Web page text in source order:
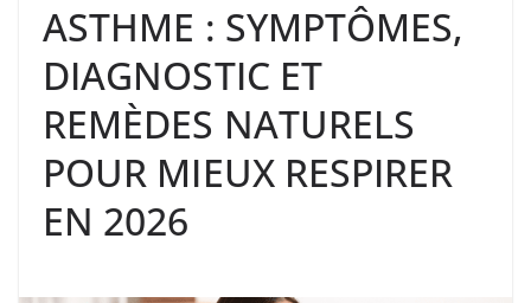
ASTHME : SYMPTÔMES,
DIAGNOSTIC ET
REMÈDES NATURELS
POUR MIEUX RESPIRER
EN 2026